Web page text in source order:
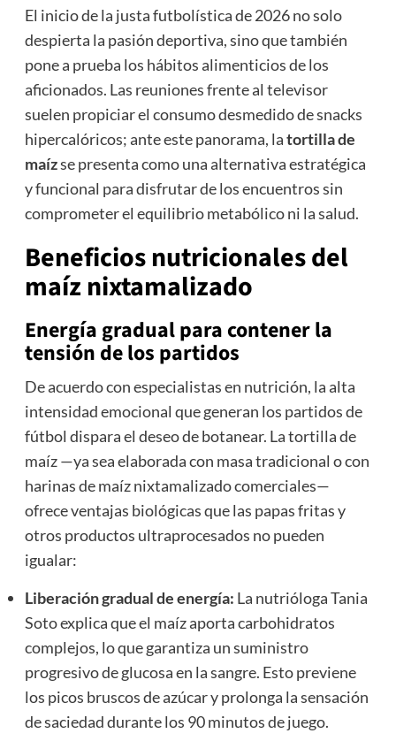
El inicio de la justa futbolística de 2026 no solo
despierta la pasión deportiva, sino que también
pone a prueba los hábitos alimenticios de los
aficionados. Las reuniones frente al televisor
suelen propiciar el consumo desmedido de snacks
hipercalóricos; ante este panorama, latortilla de
maízse presenta como una alternativa estratégica
y funcional para disfrutar de los encuentros sin
comprometer el equilibrio metabólico ni la salud.
Beneficios nutricionales del
maíz nixtamalizado
Energía gradual para contener la
tensión de los partidos
De acuerdo con especialistas en nutrición, la alta
intensidad emocional que generan los partidos de
fútbol dispara el deseo de botanear. La tortilla de
maíz —ya sea elaborada con masa tradicional o con
harinas de maíz nixtamalizado comerciales—
ofrece ventajas biológicas que las papas fritas y
otros productos ultraprocesados no pueden
igualar:
Liberación gradual de energía: La nutrióloga Tania
Soto explica que el maíz aporta carbohidratos
complejos, lo que garantiza un suministro
progresivo de glucosa en la sangre. Esto previene
los picos bruscos de azúcar y prolonga la sensación
de saciedad durante los 90 minutos de juego.